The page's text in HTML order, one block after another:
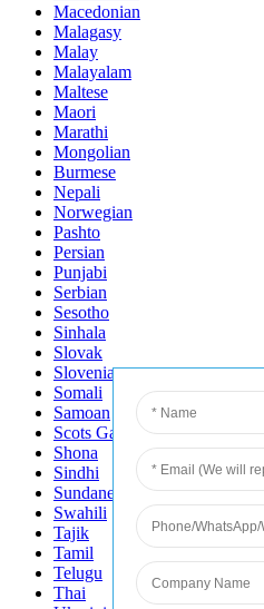
Macedonian
Malagasy
Malay
Malayalam
Maltese
Maori
Marathi
Mongolian
Burmese
Nepali
Norwegian
Pashto
Persian
Punjabi
Serbian
Sesotho
Sinhala
Slovak
Slovenian
Somali
Samoan
Scots Gaelic
Shona
Sindhi
Sundanese
Swahili
Tajik
Tamil
Telugu
Thai